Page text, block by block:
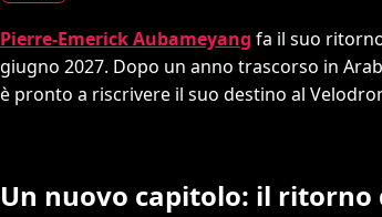
Pierre-Emerick Aubameyang fa il suo
giugno 2027. Dopo un anno trascorso in
è pronto a riscrivere il suo destino al
Un nuovo capitolo: il